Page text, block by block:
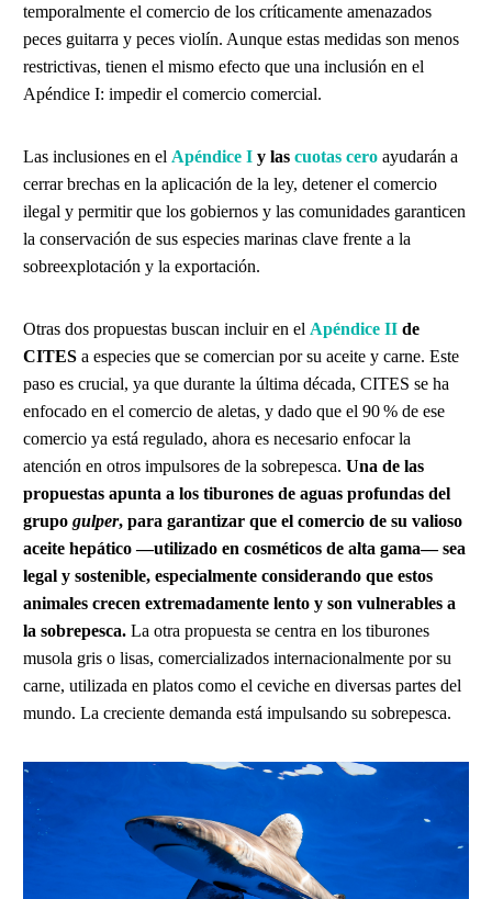
temporalmente el comercio de los críticamente amenazados
peces guitarra y peces violín. Aunque estas medidas son menos
restrictivas, tienen el mismo efecto que una inclusión en el
Apéndice I: impedir el comercio comercial.
Las inclusiones en el Apéndice I y las cuotas cero ayudarán a
cerrar brechas en la aplicación de la ley, detener el comercio
ilegal y permitir que los gobiernos y las comunidades garanticen
la conservación de sus especies marinas clave frente a la
sobreexplotación y la exportación.
Otras dos propuestas buscan incluir en el Apéndice II de
CITES a especies que se comercian por su aceite y carne. Este
paso es crucial, ya que durante la última década, CITES se ha
enfocado en el comercio de aletas, y dado que el 90 % de ese
comercio ya está regulado, ahora es necesario enfocar la
atención en otros impulsores de la sobrepesca. Una de las
propuestas apunta a los tiburones de aguas profundas del
grupo gulper, para garantizar que el comercio de su valioso
aceite hepático —utilizado en cosméticos de alta gama— sea
legal y sostenible, especialmente considerando que estos
animales crecen extremadamente lento y son vulnerables a
la sobrepesca. La otra propuesta se centra en los tiburones
musola gris o lisas, comercializados internacionalmente por su
carne, utilizada en platos como el ceviche en diversas partes del
mundo. La creciente demanda está impulsando su sobrepesca.